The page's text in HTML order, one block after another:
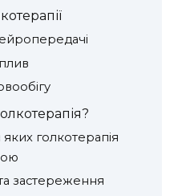
голкотерапія
застереження